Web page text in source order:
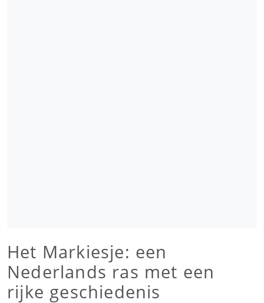
Het Markiesje: een
Nederlands ras met een
rijke geschiedenis